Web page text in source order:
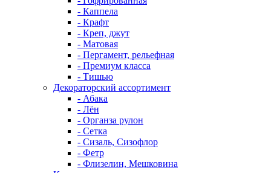
- Каппела
- Крафт
- Креп, джут
- Матовая
- Пергамент, рельефная
- Премиум класса
- Тишью
Декораторский ассортимент
- Абака
- Лён
- Органза рулон
- Сетка
- Сизаль, Сизофлор
- Фетр
- Флизелин, Мешковина